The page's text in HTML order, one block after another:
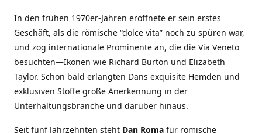
In den frühen 1970er-Jahren eröffnete er sein erstes
Geschäft, als die römische “dolce vita” noch zu spüren war,
und zog internationale Prominente an, die die Via Veneto
besuchten—Ikonen wie Richard Burton und Elizabeth
Taylor. Schon bald erlangten Dans exquisite Hemden und
exklusiven Stoffe große Anerkennung in der
Unterhaltungsbranche und darüber hinaus.
Seit fünf Jahrzehnten steht Dan Roma für römische